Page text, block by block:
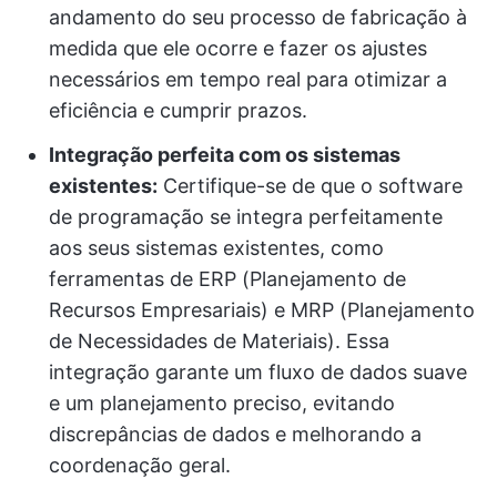
andamento do seu processo de fabricação à
medida que ele ocorre e fazer os ajustes
necessários em tempo real para otimizar a
eficiência e cumprir prazos.
Integração perfeita com os sistemas
existentes: Certifique-se de que o software
de programação se integra perfeitamente
aos seus sistemas existentes, como
ferramentas de ERP (Planejamento de
Recursos Empresariais) e MRP (Planejamento
de Necessidades de Materiais). Essa
integração garante um fluxo de dados suave
e um planejamento preciso, evitando
discrepâncias de dados e melhorando a
coordenação geral.